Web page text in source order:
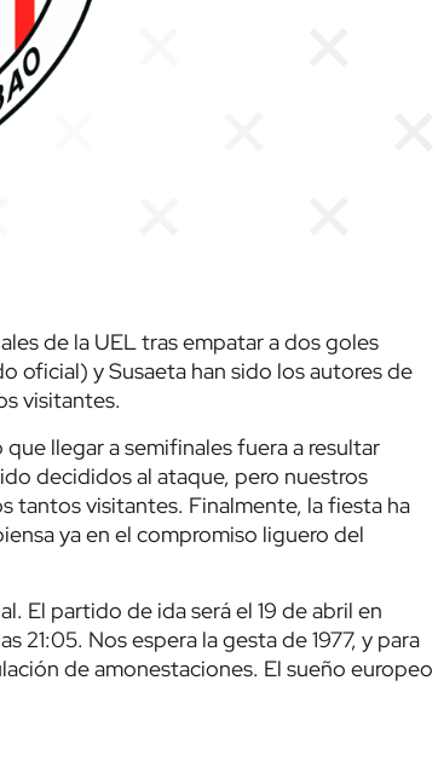
de la UEL tras empatar a dos goles
oficial) y Susaeta han sido los autores de
visitantes.
llegar a semifinales fuera a resultar
decididos al ataque, pero nuestros
tantos visitantes. Finalmente, la fiesta ha
ya en el compromiso liguero del
El partido de ida será el 19 de abril en
21:05. Nos espera la gesta de 1977, y para
de amonestaciones. El sueño europeo